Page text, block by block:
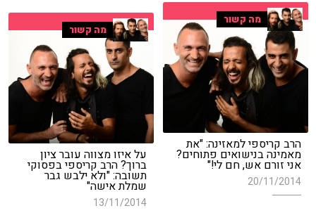
מה קשור
הרב קריספי למאזינה: "את
מאמינה בנישואים פתוחים?
אני זורם אש, חם לי!"
20/11/2014
מה קשור
על איזו מצווה עובר ציון
ברוך? הרב קריספי בפסוקי
תשובה: "ולא ילבש גבר
שמלת אישה"
13/11/2014